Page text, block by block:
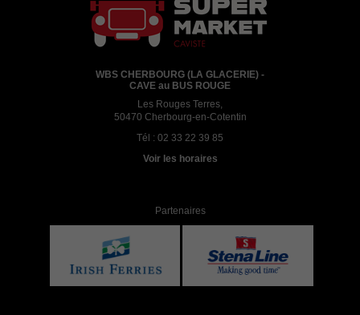
WBS CHERBOURG (LA GLACERIE) -
CAVE au BUS ROUGE
Les Rouges Terres,
50470 Cherbourg-en-Cotentin
Tél : 02 33 22 39 85
Voir les horaires
Partenaires